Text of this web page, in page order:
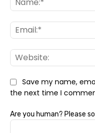
Save my name,
the next time I
Are you human? Please